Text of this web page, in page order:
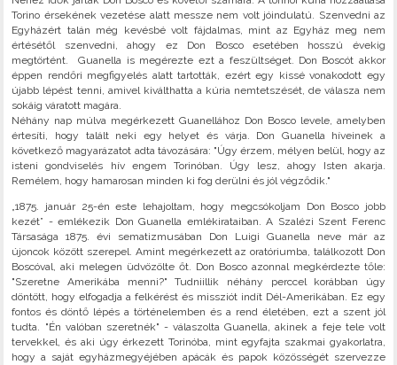
Torino érsekének vezetése alatt messze nem volt jóindulatú. Szenvedni az
Egyházért talán még kevésbé volt fájdalmas, mint az Egyház meg nem
értésétől szenvedni, ahogy ez Don Bosco esetében hosszú évekig
megtörtént. Guanella is megérezte ezt a feszültséget. Don Boscót akkor
éppen rendőri megfigyelés alatt tartották, ezért egy kissé vonakodott egy
újabb lépést tenni, amivel kiválthatta a kúria nemtetszését, de válasza nem
sokáig váratott magára.
Néhány nap múlva megérkezett Guanellához Don Bosco levele, amelyben
értesíti, hogy talált neki egy helyet és várja. Don Guanella híveinek a
következő magyarázatot adta távozására: "Úgy érzem, mélyen belül, hogy az
isteni gondviselés hív engem Torinóban. Úgy lesz, ahogy Isten akarja.
Remélem, hogy hamarosan minden ki fog derülni és jól végződik."
„1875. január 25-én este lehajoltam, hogy megcsókoljam Don Bosco jobb
kezét” - emlékezik Don Guanella emlékirataiban. A Szalézi Szent Ferenc
Társasága 1875. évi sematizmusában Don Luigi Guanella neve már az
újoncok között szerepel. Amint megérkezett az oratóriumba, találkozott Don
Boscóval, aki melegen üdvözölte őt. Don Bosco azonnal megkérdezte tőle:
"Szeretne Amerikába menni?" Tudniillik néhány perccel korábban úgy
döntött, hogy elfogadja a felkérést és missziót indít Dél-Amerikában. Ez egy
fontos és döntő lépés a történelemben és a rend életében, ezt a szent jól
tudta. "Én valóban szeretnék" - válaszolta Guanella, akinek a feje tele volt
tervekkel, és aki úgy érkezett Torinóba, mint egyfajta szakmai gyakorlatra,
hogy a saját egyházmegyéjében apácák és papok közösségét szervezze